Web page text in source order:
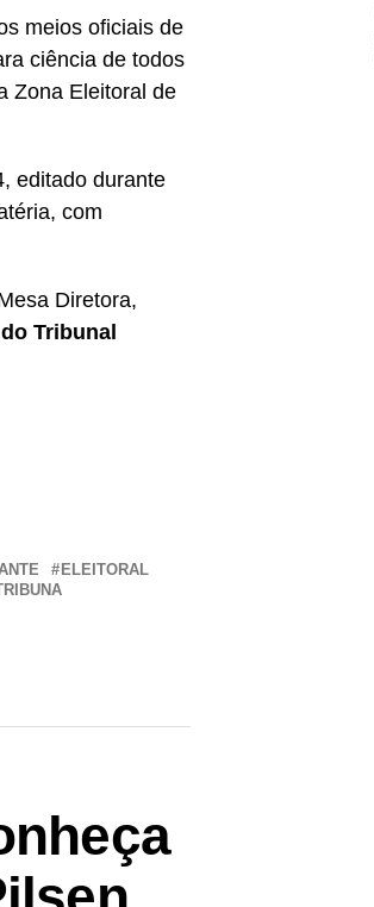
meios oficiais de
ciência de todos
Zona Eleitoral de
editado durante
com
Diretora,
Tribunal
ELEITORAL